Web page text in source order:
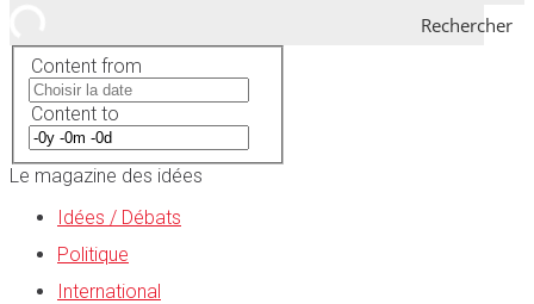
Rechercher
Content from
Content to
Le magazine des idées
Idées / Débats
Politique
International